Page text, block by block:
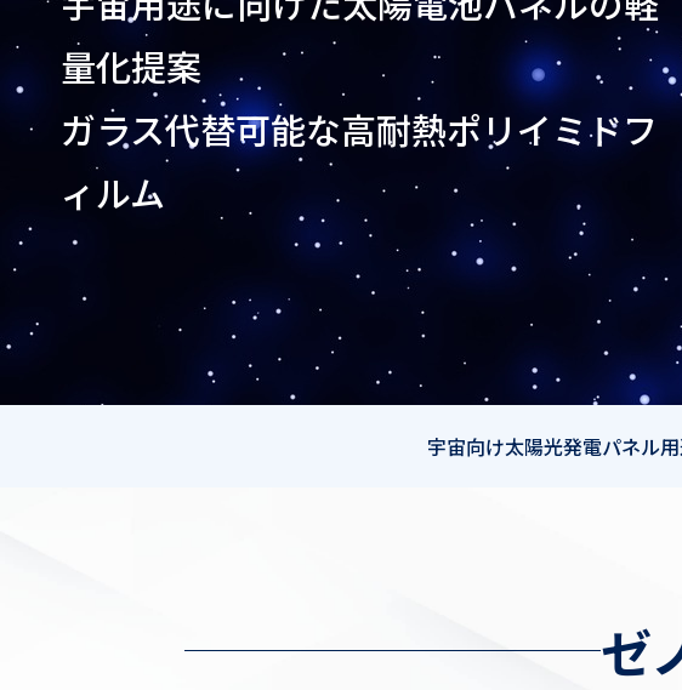
量化提案
ガラス代替可能な高耐熱ポリイミドフ
ィルム
宇宙向け太陽光発電パネル
ゼ